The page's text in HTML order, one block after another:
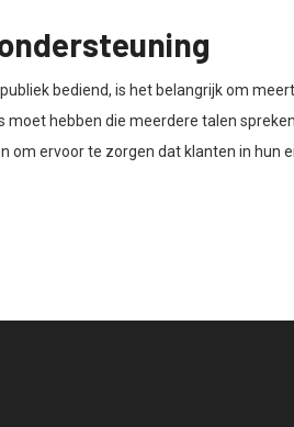
bediend, is het belangrijk om
moet hebben die meerdere talen
om ervoor te zorgen dat klanten in hun